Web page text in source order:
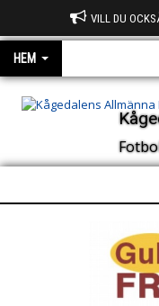
VILL DU
HEM